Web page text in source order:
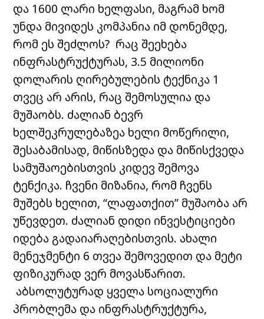
და 1600 ლარი ხელფასი, მაგრამ ხომ
უნდა მივიდეს კომპანია იმ დონემდე,
რომ ეს შეძლოს? რაც შეეხება
ინფრასტრუქტურას, 3.5 მილიონი
დოლარის ღირებულების ტექნიკა 1
თვეც არ არის, რაც შემოსულია და
მუშაობს. ძალიან ბევრ
ხელშეკრულებაზეა ხელი მოწერილი,
შესაბამისად, მიწისზედა და მიწისქვედა
სამუშაოებისთვის კიდევ შემოვა
ტენქიკა. ჩვენი მიზანია, რომ ჩვენს
მუშებს ხელით, “ლაფათქით” მუშაობა არ
უწევდეთ. ძალიან დიდი ინვესტიციები
იდება გადაიარაღებისთვის. ახალი
მენეჯმენტი 6 თვეა შემოვედით და მეტი
ფიზიკურად ვერ მოვასწარით.
აბსოლუტურად ყველა სოციალური
პრობლემა და ინფრასტრუქტურა,